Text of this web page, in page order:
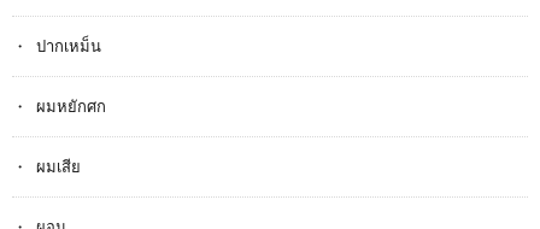
ปากเหม็น
ผมหยักศก
ผมเสีย